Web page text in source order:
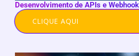
Desenvolvimento de APIs e
CLIQUE AQUI